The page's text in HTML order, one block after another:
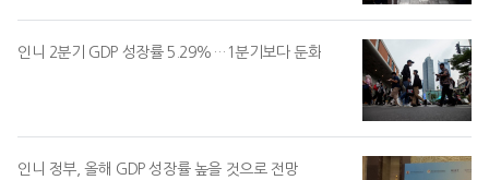
인니 2분기 GDP 성장률 5.29%…1분기보다 둔화
인니 정부, 올해 GDP 성장률 높을 것으로 전망